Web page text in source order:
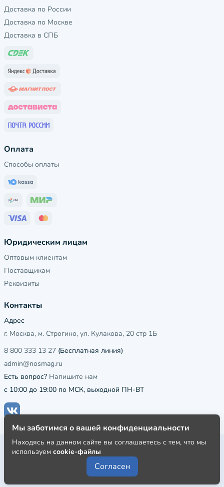
Доставка по России
Доставка по Москве
Доставка в СПБ
Оплата
Способы оплаты
Юридическим лицам
Оптовым клиентам
Поставщикам
Реквизиты
Контакты
Адрес
г. Москва, м. Строгино, ул. Кулакова, 20 стр 1Б
8 800 333 13 27 (Бесплатная линия)
admin@nosmag.ru
Есть вопрос? Напишите нам
с 10:00 до 19:00 по МСК, выходной ПН-ВТ
Публичная оферта
Пользовательское соглашение
Политика конфиденциальности
Мы заботимся о вашей конфиденциальности
Находясь на данном сайте вы соглашаетесь с тем, что мы
используем cookie-файлы
Согласен